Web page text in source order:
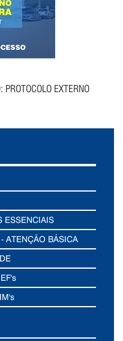
EXTERNO
ESSENCIAIS
ATENÇÃO BÁSICA